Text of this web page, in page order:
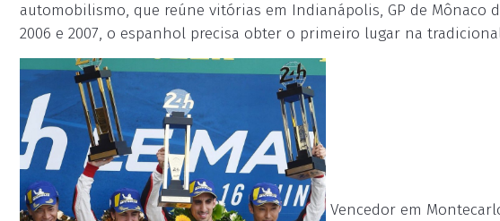
automobilismo, que reúne vitórias em Indianápolis, GP de Mônaco
2006 e 2007, o espanhol precisa obter o primeiro lugar na
Vencedor em